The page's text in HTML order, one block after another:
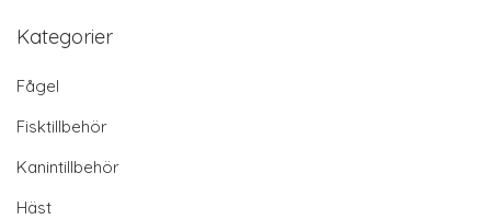
Kategorier
Fågel
Fisktillbehör
Kanintillbehör
Häst